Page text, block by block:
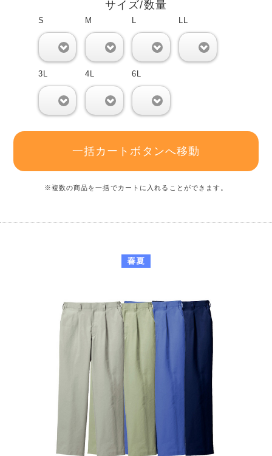
サイズ/数量
S M L LL
3L 4L 6L
一括カートボタンへ移動
※複数の商品を一括でカートに入れることができます。